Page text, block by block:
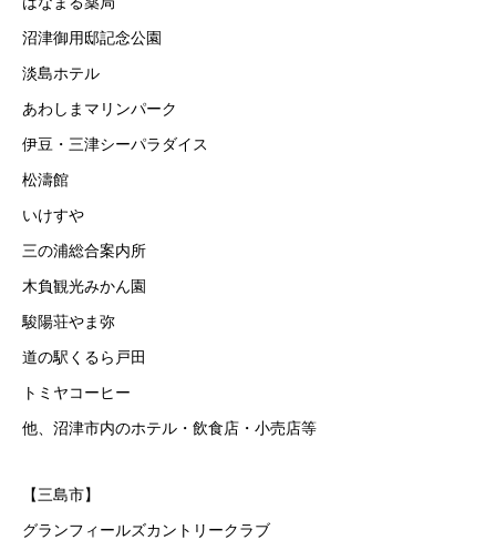
沼津御用邸記念公園
淡島ホテル
あわしまマリンパーク
伊豆・三津シーパラダイス
松濤館
いけすや
三の浦総合案内所
木負観光みかん園
駿陽荘やま弥
道の駅くるら戸田
トミヤコーヒー
他、沼津市内のホテル・飲食店・小売店等
【三島市】
グランフィールズカントリークラブ